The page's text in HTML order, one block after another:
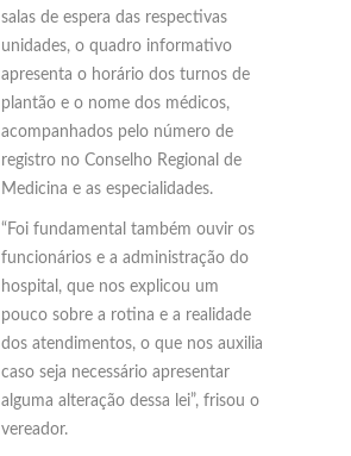
salas de espera das respectivas
unidades, o quadro informativo
apresenta o horário dos turnos de
plantão e o nome dos médicos,
acompanhados pelo número de
registro no Conselho Regional de
Medicina e as especialidades.
“Foi fundamental também ouvir os
funcionários e a administração do
hospital, que nos explicou um
pouco sobre a rotina e a realidade
dos atendimentos, o que nos auxilia
caso seja necessário apresentar
alguma alteração dessa lei”, frisou o
vereador.